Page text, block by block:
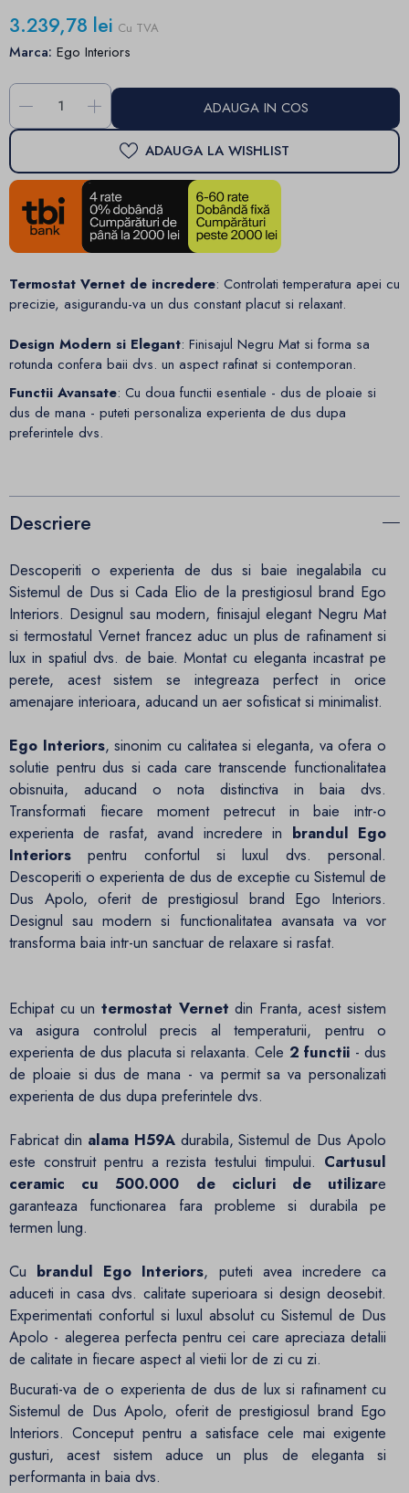
3.239,78 lei Cu TVA
Marca: Ego Interiors
- + ADAUGA IN COS
ADAUGA LA WISHLIST
Termostat Vernet de incredere: Controlati temperatura apei cu
precizie, asigurandu-va un dus constant placut si relaxant.
Design Modern si Elegant: Finisajul Negru Mat si forma sa
rotunda confera baii dvs. un aspect rafinat si contemporan.
Functii Avansate: Cu doua functii esentiale - dus de ploaie si
dus de mana - puteti personaliza experienta de dus dupa
preferintele dvs.
Descriere
Descoperiti o experienta de dus si baie inegalabila cu
Sistemul de Dus si Cada Elio de la prestigiosul brand Ego
Interiors. Designul sau modern, finisajul elegant Negru Mat
si termostatul Vernet francez aduc un plus de rafinament si
lux in spatiul dvs. de baie. Montat cu eleganta incastrat pe
perete, acest sistem se integreaza perfect in orice
amenajare interioara, aducand un aer sofisticat si minimalist.
Ego Interiors, sinonim cu calitatea si eleganta, va ofera o
solutie pentru dus si cada care transcende functionalitatea
obisnuita, aducand o nota distinctiva in baia dvs.
Transformati fiecare moment petrecut in baie intr-o
experienta de rasfat, avand incredere in brandul Ego
Interiors pentru confortul si luxul dvs. personal.
Descoperiti o experienta de dus de exceptie cu Sistemul de
Dus Apolo, oferit de prestigiosul brand Ego Interiors.
Designul sau modern si functionalitatea avansata va vor
transforma baia intr-un sanctuar de relaxare si rasfat.
Echipat cu un termostat Vernet din Franta, acest sistem
va asigura controlul precis al temperaturii, pentru o
experienta de dus placuta si relaxanta. Cele 2 functii - dus
de ploaie si dus de mana - va permit sa va personalizati
experienta de dus dupa preferintele dvs.
Fabricat din alama H59Adurabila, Sistemul de Dus Apolo
este construit pentru a rezista testului timpului. Cartusul
ceramic cu 500.000 de cicluri de utilizare
garanteaza functionarea fara probleme si durabila pe
termen lung.
Cu brandul Ego Interiors, puteti avea incredere ca
aduceti in casa dvs. calitate superioara si design deosebit.
Experimentati confortul si luxul absolut cu Sistemul de Dus
Apolo - alegerea perfecta pentru cei care apreciaza detalii
de calitate in fiecare aspect al vietii lor de zi cu zi.
Bucurati-va de o experienta de dus de lux si rafinament cu
Sistemul de Dus Apolo, oferit de prestigiosul brand Ego
Interiors. Conceput pentru a satisface cele mai exigente
gusturi, acest sistem aduce un plus de eleganta si
performanta in baia dvs.